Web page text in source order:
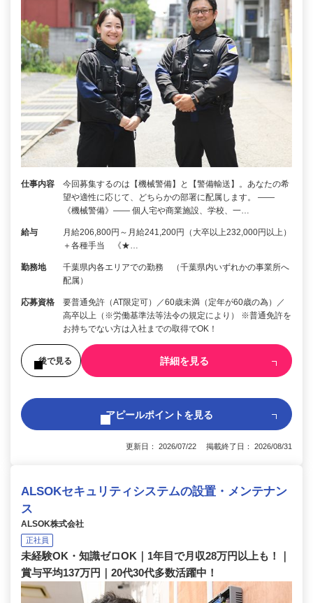
仕事内容
今回募集するのは【機械警備】と【警備輸送】。あなたの希
望や適性に応じて、どちらかの部署に配属します。 ――
《機械警備》―― 個人宅や商業施設、学校、一…
給与
月給206,800円～月給241,200円（大卒以上232,000円以上）
＋各種手当 《★…
勤務地
千葉県内各エリアでの勤務 （千葉県内いずれかの事業所へ
配属）
応募資格
要普通免許（AT限定可）／60歳未満（定年が60歳の為）／
高卒以上（※労働基準法等法令の規定により） ※普通免許を
お持ちでない方は入社までの取得でOK！
後で見る 詳細を見る
アピールポイントを見る
更新日： 2026/07/22 掲載終了日： 2026/08/31
ALSOKセキュリティシステムの設置・メンテナン
ス
ALSOK株式会社
正社員
未経験OK・知識ゼロOK｜1年目で月収28万円以上も！｜
賞与平均137万円｜20代30代多数活躍中！